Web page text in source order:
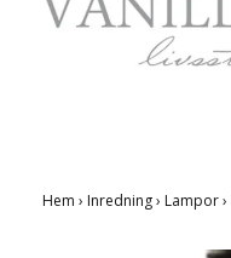
Hem › Inredning› Lampor›